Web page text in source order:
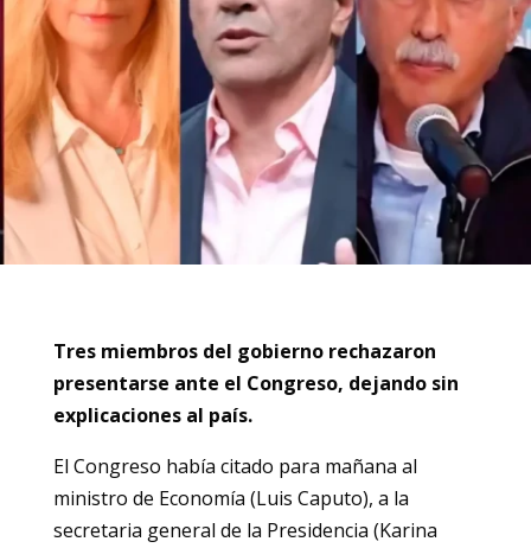
Tres miembros del gobierno rechazaron
presentarse ante el Congreso, dejando sin
explicaciones al país.
El Congreso había citado para mañana al
ministro de Economía (Luis Caputo), a la
secretaria general de la Presidencia (Karina